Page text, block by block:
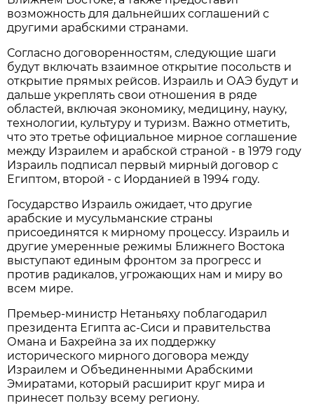
возможность для дальнейших соглашений с
другими арабскими странами.
Согласно договоренностям, следующие шаги
будут включать взаимное открытие посольств и
открытие прямых рейсов. Израиль и ОАЭ будут и
дальше укреплять свои отношения в ряде
областей, включая экономику, медицину, науку,
технологии, культуру и туризм. Важно отметить,
что это третье официальное мирное соглашение
между Израилем и арабской страной - в 1979 году
Израиль подписал первый мирный договор с
Египтом, второй - с Иорданией в 1994 году.
Государство Израиль ожидает, что другие
арабские и мусульманские страны
присоединятся к мирному процессу. Израиль и
другие умеренные режимы Ближнего Востока
выступают единым фронтом за прогресс и
против радикалов, угрожающих нам и миру во
всем мире.
Премьер-министр Нетаньяху поблагодарил
президента Египта ас-Сиси и правительства
Омана и Бахрейна за их поддержку
исторического мирного договора между
Израилем и Объединенными Арабскими
Эмиратами, который расширит круг мира и
принесет пользу всему региону.